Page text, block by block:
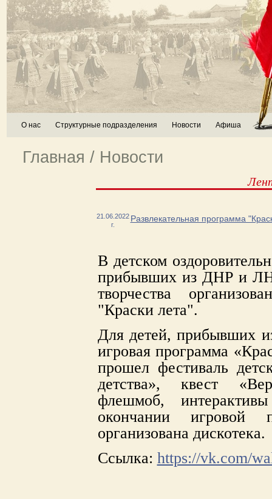
О нас Структурные подразделения Новости Афиша
Главная / Новости
21.06.2022
г.
Развлекательная программа
В детском
прибывших из ДНР и
творчества
"Краски лета".
Для детей, прибывших
игровая программа
прошел фестиваль
детства», квест
флешмоб,
окончании
организована дискотека.
Ссылка: https://vk.com/